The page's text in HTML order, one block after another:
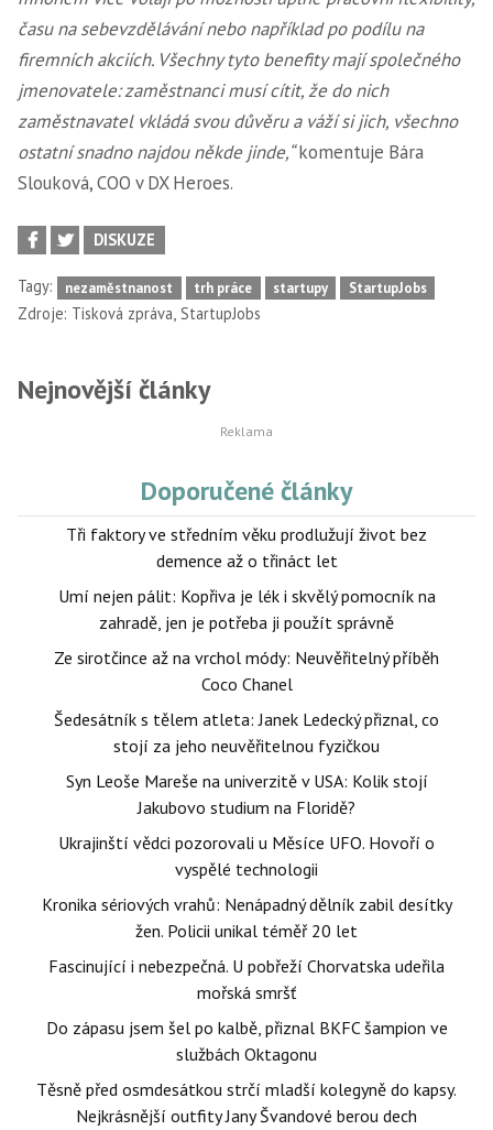
času na sebevzdělávání nebo například po podílu na
firemních akciích. Všechny tyto benefity mají společného
jmenovatele: zaměstnanci musí cítit, že do nich
zaměstnavatel vkládá svou důvěru a váží si jich, všechno
ostatní snadno najdou někde jinde,“komentuje Bára
Slouková, COO v DX Heroes.
DISKUZE
Tagy: nezaměstnanost trh práce startupy StartupJobs
Zdroje: Tisková zpráva StartupJobs
Nejnovější články
Doporučené články
Tři faktory ve středním věku prodlužují život bez
demence až o třináct let
Umí nejen pálit: Kopřiva je lék i skvělý pomocník na
zahradě, jen je potřeba ji použít správně
Ze sirotčince až na vrchol módy: Neuvěřitelný příběh
Coco Chanel
Šedesátník s tělem atleta: Janek Ledecký přiznal, co
stojí za jeho neuvěřitelnou fyzičkou
Syn Leoše Mareše na univerzitě v USA: Kolik stojí
Jakubovo studium na Floridě?
Ukrajinští vědci pozorovali u Měsíce UFO. Hovoří o
vyspělé technologii
Kronika sériových vrahů: Nenápadný dělník zabil desítky
žen. Policii unikal téměř 20 let
Fascinující i nebezpečná. U pobřeží Chorvatska udeřila
mořská smršť
Do zápasu jsem šel po kalbě, přiznal BKFC šampion ve
službách Oktagonu
Těsně před osmdesátkou strčí mladší kolegyně do kapsy.
Nejkrásnější outfity Jany Švandové berou dech